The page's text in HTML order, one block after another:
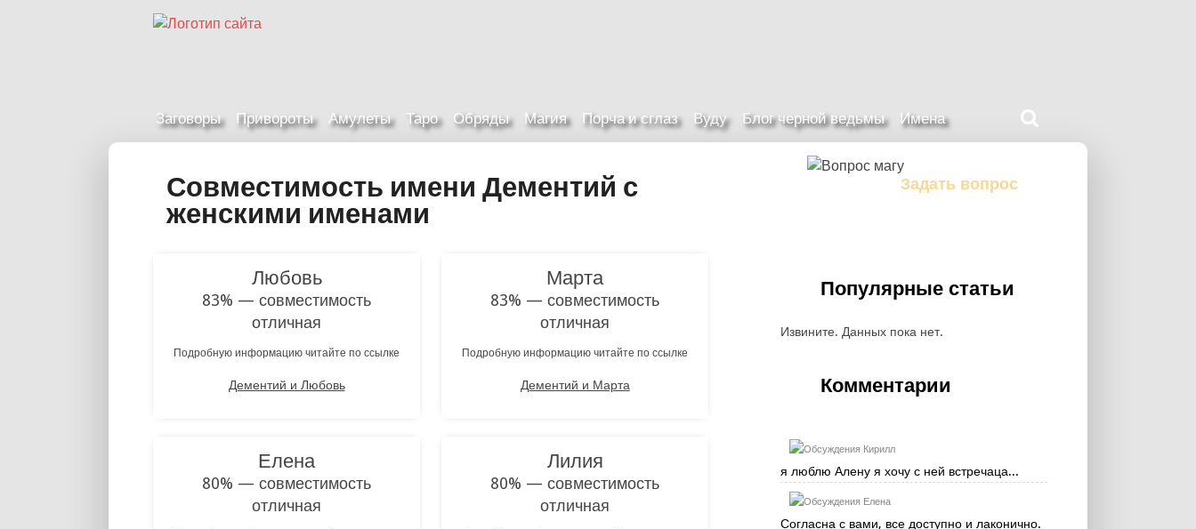
Заговоры Привороты Амулеты Таро Обряды Магия Порча и сглаз Вуду Блог черной ведьмы Имена
сайте
Совместимость имени Дементий с
женскими именами
Любовь
83% — совместимость
отличная
Подробную информацию читайте по ссылке
Дементий и Любовь
Марта
83% — совместимость
отличная
Подробную информацию читайте по ссылке
Дементий и Марта
Елена
80% — совместимость
отличная
Лилия
80% — совместимость
отличная
Задать вопрос
Популярные статьи
Извините. Данных пока нет.
Комментарии
Кирилл
я люблю Алену я хочу с ней встречаца...
Елена
Согласна с вами, все доступно и лаконично.